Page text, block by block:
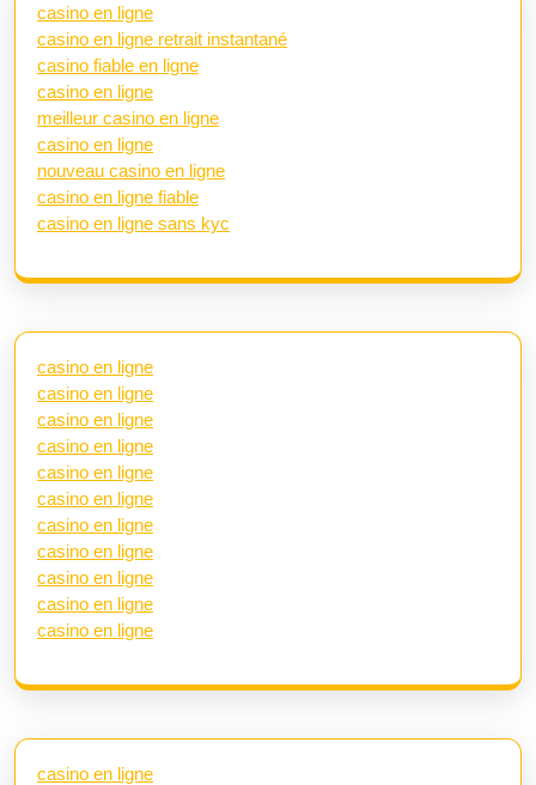
casino en ligne
casino en ligne retrait instantané
casino fiable en ligne
casino en ligne
meilleur casino en ligne
casino en ligne
nouveau casino en ligne
casino en ligne fiable
casino en ligne sans kyc
casino en ligne
casino en ligne
casino en ligne
casino en ligne
casino en ligne
casino en ligne
casino en ligne
casino en ligne
casino en ligne
casino en ligne
casino en ligne
casino en ligne